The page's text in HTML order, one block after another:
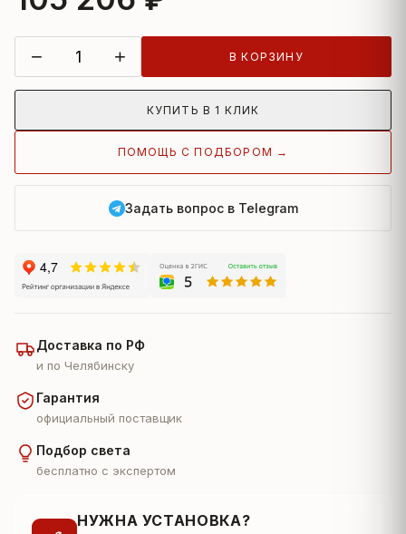
− + В КОРЗИНУ
КУПИТЬ В 1 КЛИК
ПОМОЩЬ С ПОДБОРОМ →
Задать вопрос в Telegram
Доставка по РФ
и по Челябинску
Гарантия
официальный поставщик
Подбор света
бесплатно с экспертом
НУЖНА УСТАНОВКА?